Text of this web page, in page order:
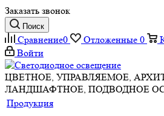
Заказать звонок
Поиск
Сравнение0 Отложенные 0
Войти
ЦВЕТНОЕ, УПРАВЛЯЕМОЕ,
ЛАНДШАФТНОЕ, ПОДВОДНОЕ
Продукция